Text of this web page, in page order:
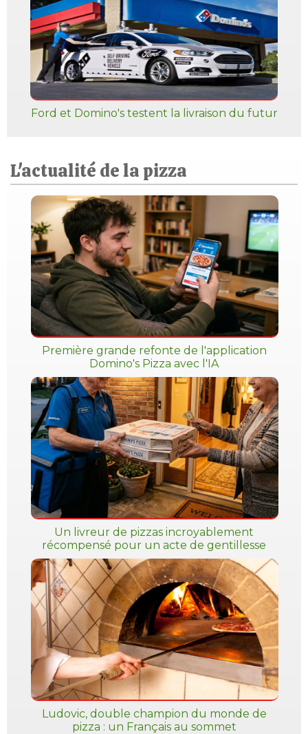
Ford et Domino's testent la livraison du futur
L'actualité de la pizza
Première grande refonte de l'application
Domino's Pizza avec l'IA
Un livreur de pizzas incroyablement
récompensé pour un acte de gentillesse
Ludovic, double champion du monde de
pizza : un Français au sommet